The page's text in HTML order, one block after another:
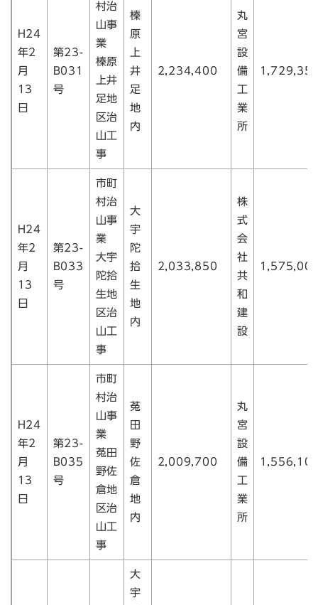
H24
年2
月
13
日
第23-
B031
号
村治
山事
業
榛原
上井
足地
区治
山工
事
榛
原
上
井
足
地
内
2,234,400
丸
宮
設
備
工
業
所
H24
年2
月
13
日
第23-
B033
号
市町
村治
山事
業
大宇
陀拾
生地
区治
山工
事
大
宇
陀
拾
生
地
内
2,033,850
株
式
会
社
共
和
建
設
H24
年2
月
13
日
第23-
B035
号
市町
村治
山事
業
菟田
野佐
倉地
区治
山工
事
菟
田
野
佐
倉
地
内
2,009,700
丸
宮
設
備
工
業
所
大
宇